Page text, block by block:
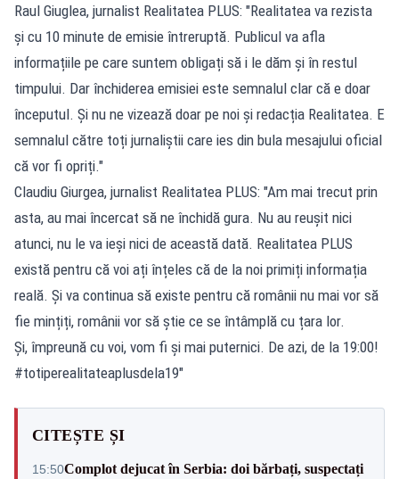
Raul Giuglea, jurnalist Realitatea PLUS: "Realitatea va rezista
și cu 10 minute de emisie întreruptă. Publicul va afla
informațiile pe care suntem obligați să i le dăm și în restul
timpului. Dar închiderea emisiei este semnalul clar că e doar
începutul. Și nu ne vizează doar pe noi și redacția Realitatea. E
semnalul către toți jurnaliștii care ies din bula mesajului oficial
că vor fi opriți."
Claudiu Giurgea, jurnalist Realitatea PLUS: "Am mai trecut prin
asta, au mai încercat să ne închidă gura. Nu au reușit nici
atunci, nu le va ieși nici de această dată. Realitatea PLUS
există pentru că voi ați înțeles că de la noi primiți informația
reală. Și va continua să existe pentru că românii nu mai vor să
fie mințiți, românii vor să știe ce se întâmplă cu țara lor.
Și, împreună cu voi, vom fi și mai puternici. De azi, de la 19:00!
#totiperealitateaplusdela19"
CITEȘTE ȘI
15:50Complot dejucat în Serbia: doi bărbați, suspectați